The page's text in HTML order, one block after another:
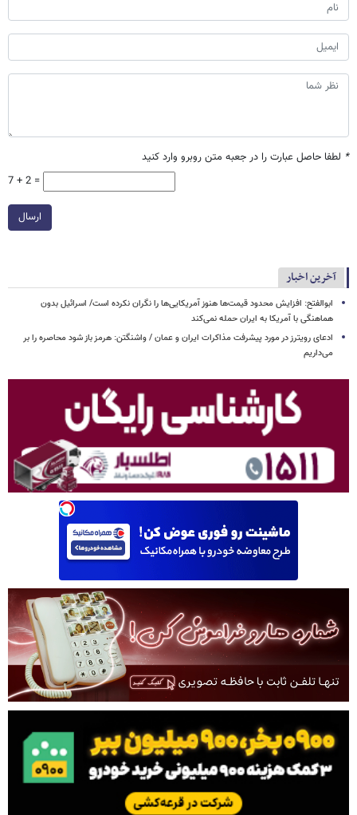
* لطفا حاصل عبارت را در جعبه متن روبرو وارد کنید
7 + 2 =
ارسال
آخرین اخبار
ابوالفتح: افزایش محدود قیمت‌ها هنوز آمریکایی‌ها را نگران نکرده است/ اسرائیل بدون
هماهنگی با آمریکا به ایران حمله نمی‌کند
ادعای رویترز در مورد پیشرفت مذاکرات ایران و عمان / واشنگتن: هرمز باز شود محاصره را بر
می‌داریم